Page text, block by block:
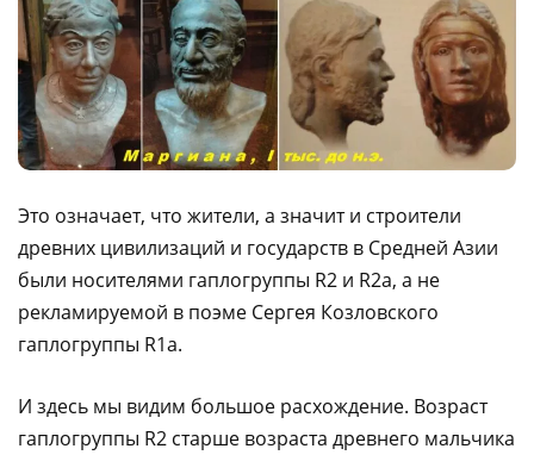
Это означает, что жители, а значит и строители
древних цивилизаций и государств в Средней Азии
были носителями гаплогруппы R2 и R2a, а не
рекламируемой в поэме Сергея Козловского
гаплогруппы R1а.
И здесь мы видим большое расхождение. Возраст
гаплогруппы R2 старше возраста древнего мальчика